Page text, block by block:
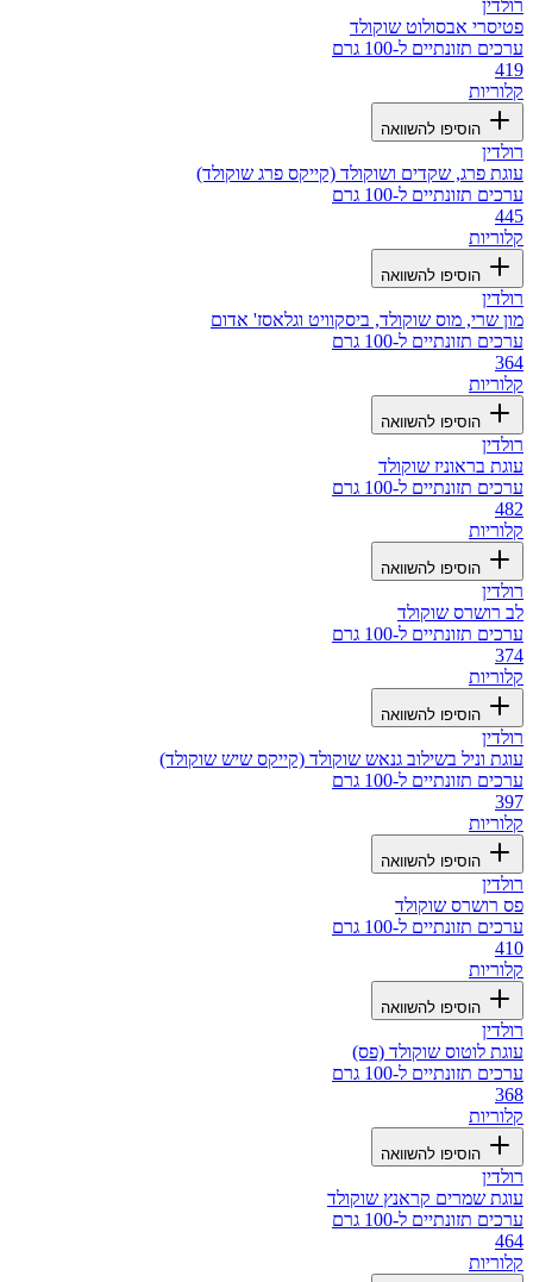
רולדין
פטיסרי אבסולוט שוקולד
ערכים תזונתיים ל-100 גרם
419
קלוריות
הוסיפו להשוואה
רולדין
עוגת פרג, שקדים ושוקולד (קייקס פרג שוקולד)
ערכים תזונתיים ל-100 גרם
445
קלוריות
הוסיפו להשוואה
רולדין
מון שרי, מוס שוקולד, ביסקוויט וגלאסז' אדום
ערכים תזונתיים ל-100 גרם
364
קלוריות
הוסיפו להשוואה
רולדין
עוגת בראוניז שוקולד
ערכים תזונתיים ל-100 גרם
482
קלוריות
הוסיפו להשוואה
רולדין
לב רושרס שוקולד
ערכים תזונתיים ל-100 גרם
374
קלוריות
הוסיפו להשוואה
רולדין
עוגת וניל בשילוב גנאש שוקולד (קייקס שיש שוקולד)
ערכים תזונתיים ל-100 גרם
397
קלוריות
הוסיפו להשוואה
רולדין
פס רושרס שוקולד
ערכים תזונתיים ל-100 גרם
410
קלוריות
הוסיפו להשוואה
רולדין
עוגת לוטוס שוקולד (פס)
ערכים תזונתיים ל-100 גרם
368
קלוריות
הוסיפו להשוואה
רולדין
עוגת שמרים קראנץ שוקולד
ערכים תזונתיים ל-100 גרם
464
קלוריות